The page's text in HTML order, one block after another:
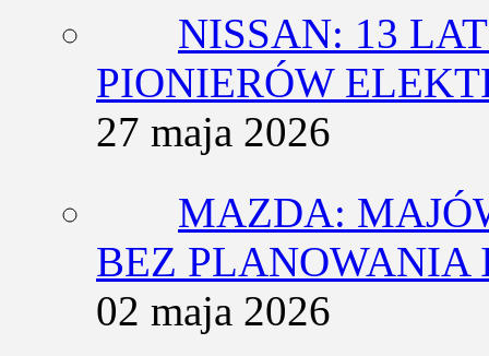
NISSAN: 13
PIONIERÓW
27 maja 2026
MAZDA:
BEZ PLANOWANIA
02 maja 2026